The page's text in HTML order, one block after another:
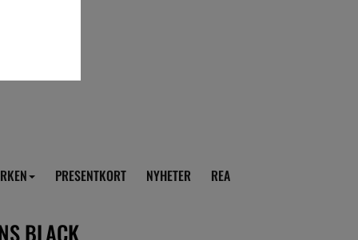
PRESENTKORT NYHETER REA
BLACK